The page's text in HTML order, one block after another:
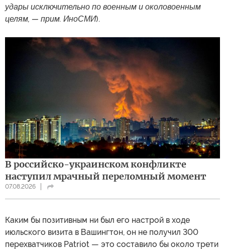
удары исключительно по военным и околовоенным
целям, — прим. ИноСМИ).
В российско-украинском конфликте
наступил мрачный переломный момент
07.08.2026
Каким бы позитивным ни был его настрой в ходе
июльского визита в Вашингтон, он не получил 300
перехватчиков Patriot — это составило бы около трети